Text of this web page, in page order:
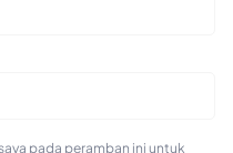
pada peramban ini untuk